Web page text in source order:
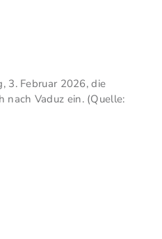
3. Februar 2026, die
nach Vaduz ein. (Quelle: